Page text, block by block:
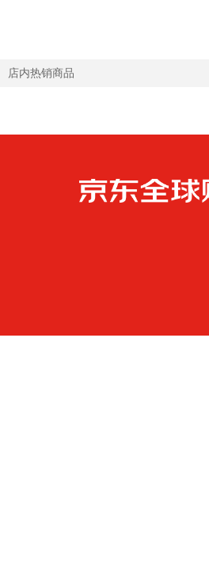
店内热销商品